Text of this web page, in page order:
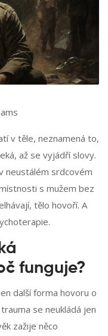
v těle, neznamená to,
až se vyjádří slovy.
neustálém srdcovém
s mužem bez
tělo hovoří. A
funguje?
další forma hovoru o
se neukládá jen
zažije něco